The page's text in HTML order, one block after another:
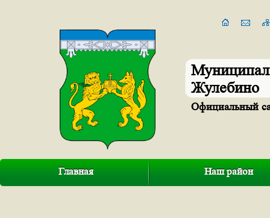
Жулебино
Официальный
Главная Наш район